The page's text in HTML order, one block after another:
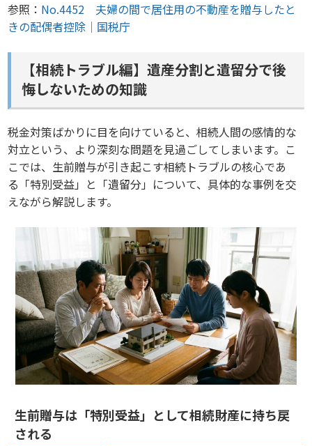
参照： No.4452 夫婦の間で居住用の不動産を贈与したと
きの配偶者控除｜国税庁
【相続トラブル編】遺産分割と遺留分で後
悔しないための知識
税金対策ばかりに目を向けていると、相続人間の感情的な
対立という、より深刻な問題を見過ごしてしまいます。こ
こでは、生前贈与が引き起こす相続トラブルの核心であ
る「特別受益」と「遺留分」について、具体的な事例を交
えながら解説します。
生前贈与は「特別受益」として相続財産に持ち戻
される